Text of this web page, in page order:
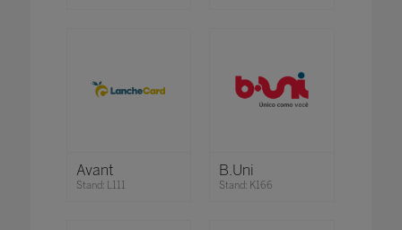
Avant
Stand: L111
B.Uni
Stand: K166